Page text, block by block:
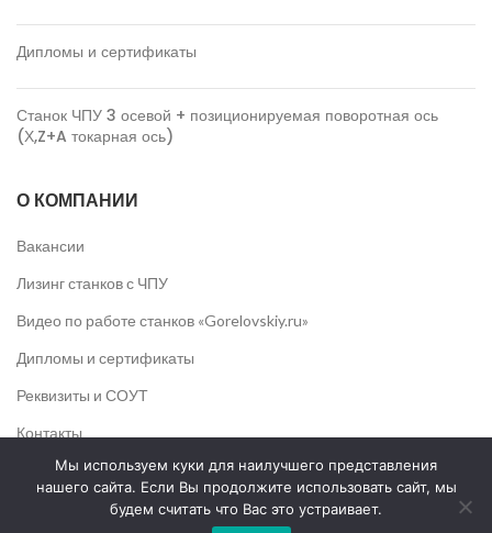
Дипломы и сертификаты
Станок ЧПУ 3 осевой + позиционируемая поворотная ось
(Х,Z+A токарная ось)
О КОМПАНИИ
Вакансии
Лизинг станков с ЧПУ
Видео по работе станков «Gorelovskiy.ru»
Дипломы и сертификаты
Реквизиты и СОУТ
Контакты
УСЛУГИ
Мы используем куки для наилучшего представления
нашего сайта. Если Вы продолжите использовать сайт, мы
будем считать что Вас это устраивает.